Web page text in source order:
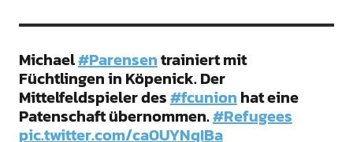
Michael#Parensentrainiert mit
Füchtlingen in Köpenick. Der
Mittelfeldspieler des#fcunionhat eine
Patenschaft übernommen.#Refugees
pic.twitter.com/ca0UYNqIBa